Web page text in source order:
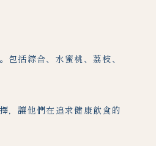
括綜合、水蜜桃、荔枝、
，讓他們在追求健康飲食的